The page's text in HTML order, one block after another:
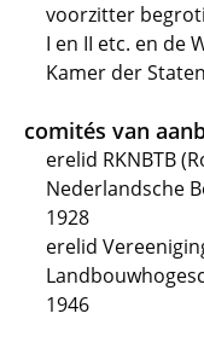
voorzitter
I en II etc. en de
Kamer der
comités van
erelid RKNBTB
Nederlandsche
1928
erelid
1946